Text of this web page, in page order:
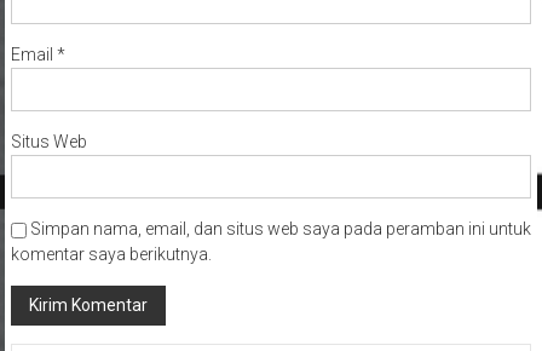
Email *
Situs Web
Simpan nama, email, dan situs web saya pada peramban ini untuk
komentar saya berikutnya.